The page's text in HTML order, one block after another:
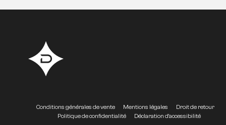
Conditions générales de vente Mentions légales
Droit de retour
Politique de confidentialité
Déclaration d'accessibilité